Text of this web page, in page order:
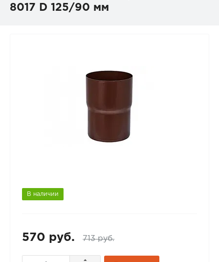
8017 D 125/90 мм
В наличии
570 руб. 713 руб.